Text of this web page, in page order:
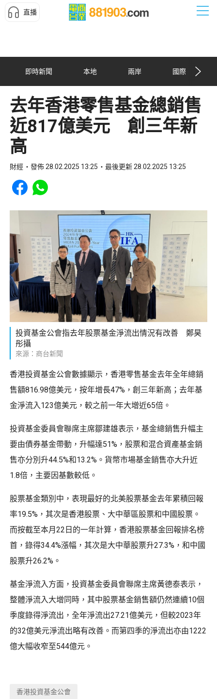
直播
即時新聞 本地 兩岸 國際
去年香港零售基金總銷售
近817億美元 創三年新
高
財經 發佈 28.02.2025 13:25 最後更新 28.02.2025 13:25
Share to Facebook
Share to WhatsApp
投資基金公會指去年股票基金淨流出情況有改善 鄭昊
彤攝
來源：商台新聞
香港投資基金公會數據顯示，香港零售基金去年全年總銷
售額816.98億美元，按年增長47%，創三年新高；去年基
金淨流入123億美元，較之前一年大增近65倍。
投資基金委員會聯席主席鄒建雄表示，基金總銷售升幅主
要由債券基金帶動，升幅達51%，股票和混合資產基金銷
售亦分別升44.5%和13.2%。貨幣市場基金銷售亦大升近
1.8倍，主要因基數較低。
股票基金類別中，表現最好的北美股票基金去年累積回報
率19.5%，其次是香港股票、大中華區股票和中國股票。
而按截至本月22日的一年計算，香港股票基金回報排名榜
首，錄得34.4%漲幅，其次是大中華股票升27.3%，和中國
股票升26.2%。
基金淨流入方面，投資基金委員會聯席主席黃德泰表示，
整體淨流入大增同時，其中股票基金銷售額仍然連續10個
季度錄得淨流出，全年淨流出27.21億美元，但較2023年
的32億美元淨流出略有改善。而第四季的淨流出亦由1222
億大幅收窄至544億元。
香港投資基金公會